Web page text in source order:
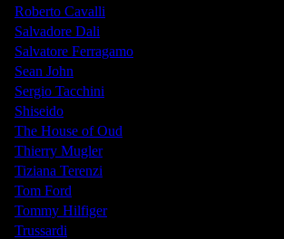
Roberto Cavalli
Salvadore Dali
Salvatore Ferragamo
Sean John
Sergio Tacchini
Shiseido
The House of Oud
Thierry Mugler
Tiziana Terenzi
Tom Ford
Tommy Hilfiger
Trussardi